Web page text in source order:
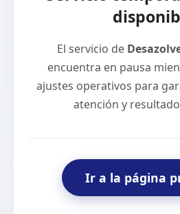
El servicio de
encuentra en pausa
ajustes operativos para
atención y
Ir a la página